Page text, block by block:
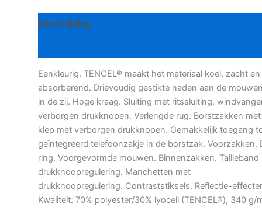
aantal
Beschrijving
Eenkleurig. TENCEL® maakt het materiaal koel, zacht en
absorberend. Drievoudig gestikte naden aan de
in de zij. Hoge kraag. Sluiting met ritssluiting,
verborgen drukknopen. Verlengde rug. Borstzakken met
klep met verborgen drukknopen. Gemakkelijk toegang
geïntegreerd telefoonzakje in de borstzak. Voorzakken.
ring. Voorgevormde mouwen. Binnenzakken. Tailleband
drukknoopregulering. Manchetten met
drukknoopregulering. Contraststiksels. Reflectie-
Kwaliteit: 70% polyester/30% lyocell (TENCEL®), 340 g/